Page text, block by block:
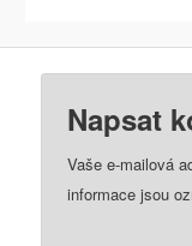
Napsat
Vaše e-mailová
informace jsou